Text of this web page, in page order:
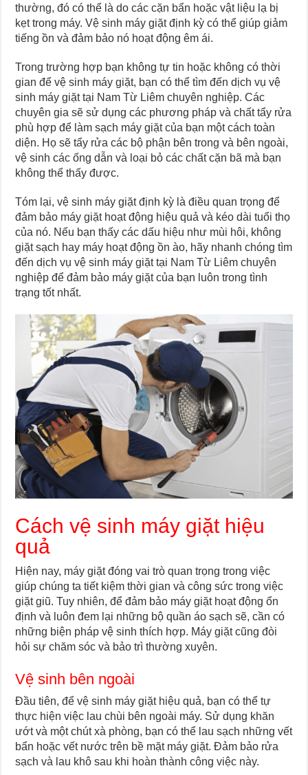
thường, đó có thể là do các cặn bẩn hoặc vật liệu lạ bị
kẹt trong máy. Vệ sinh máy giặt định kỳ có thể giúp giảm
tiếng ồn và đảm bảo nó hoạt động êm ái.
Trong trường hợp bạn không tự tin hoặc không có thời
gian để vệ sinh máy giặt, bạn có thể tìm đến dịch vụ vệ
sinh máy giặt tại Nam Từ Liêm chuyên nghiệp. Các
chuyên gia sẽ sử dụng các phương pháp và chất tẩy rửa
phù hợp để làm sạch máy giặt của bạn một cách toàn
diện. Họ sẽ tẩy rửa các bộ phận bên trong và bên ngoài,
vệ sinh các ống dẫn và loại bỏ các chất cặn bã mà bạn
không thể thấy được.
Tóm lại, vệ sinh máy giặt định kỳ là điều quan trọng để
đảm bảo máy giặt hoạt động hiệu quả và kéo dài tuổi thọ
của nó. Nếu bạn thấy các dấu hiệu như mùi hôi, không
giặt sạch hay máy hoạt động ồn ào, hãy nhanh chóng tìm
đến dịch vụ vệ sinh máy giặt tại Nam Từ Liêm chuyên
nghiệp để đảm bảo máy giặt của bạn luôn trong tình
trạng tốt nhất.
Cách vệ sinh máy giặt hiệu
quả
Hiện nay, máy giặt đóng vai trò quan trọng trong việc
giúp chúng ta tiết kiệm thời gian và công sức trong việc
giặt giũ. Tuy nhiên, để đảm bảo máy giặt hoạt động ổn
định và luôn đem lại những bộ quần áo sạch sẽ, cần có
những biện pháp vệ sinh thích hợp. Máy giặt cũng đòi
hỏi sự chăm sóc và bảo trì thường xuyên.
Vệ sinh bên ngoài
Đầu tiên, để vệ sinh máy giặt hiệu quả, bạn có thể tự
thực hiện việc lau chùi bên ngoài máy. Sử dụng khăn
ướt và một chút xà phòng, bạn có thể lau sạch những vết
bẩn hoặc vết nước trên bề mặt máy giặt. Đảm bảo rửa
sạch và lau khô sau khi hoàn thành công việc này.